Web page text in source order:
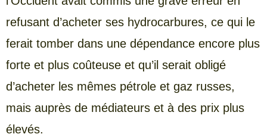
refusant d’acheter ses hydrocarbures, ce qui le
ferait tomber dans une dépendance encore plus
forte et plus coûteuse et qu’il serait obligé
d’acheter les mêmes pétrole et gaz russes,
mais auprès de médiateurs et à des prix plus
élevés.